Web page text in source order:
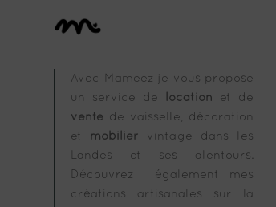
Avec Mameez je vous propose
un service de
location et de
vente de vaisselle, décoration
et mobilier vintage dans les
Landes et ses alentours.
Découvrez également mes
créations artisanales sur la